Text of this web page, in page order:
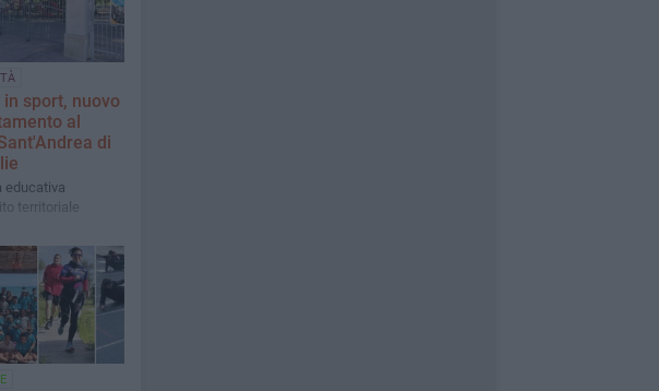
in sport, nuovo
al
di
educativa
territoriale